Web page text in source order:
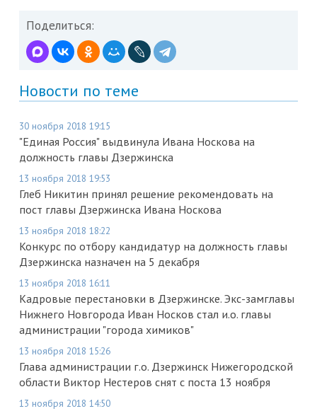
Поделиться:
Новости по теме
30 ноября 2018 19:15
"Единая Россия" выдвинула Ивана Носкова на
должность главы Дзержинска
13 ноября 2018 19:53
Глеб Никитин принял решение рекомендовать на
пост главы Дзержинска Ивана Носкова
13 ноября 2018 18:22
Конкурс по отбору кандидатур на должность главы
Дзержинска назначен на 5 декабря
13 ноября 2018 16:11
Кадровые перестановки в Дзержинске. Экс-замглавы
Нижнего Новгорода Иван Носков стал и.о. главы
администрации "города химиков"
13 ноября 2018 15:26
Глава администрации г.о. Дзержинск Нижегородской
области Виктор Нестеров снят с поста 13 ноября
13 ноября 2018 14:50